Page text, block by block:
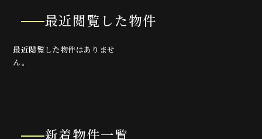
最近閲覧した物件
最近閲覧した物件はありませ
ん。
新着物件一覧